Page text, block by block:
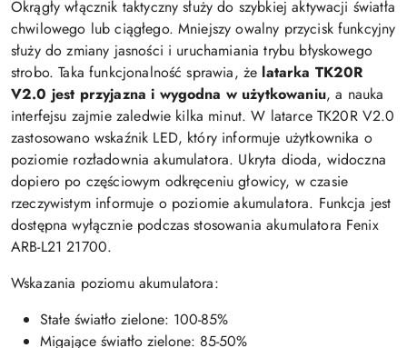
Okrągły włącznik taktyczny służy do szybkiej aktywacji światła
chwilowego lub ciągłego. Mniejszy owalny przycisk funkcyjny
służy do zmiany jasności i uruchamiania trybu błyskowego
strobo. Taka funkcjonalność sprawia, że latarka TK20R
V2.0 jest przyjazna i wygodna w użytkowaniu, a nauka
interfejsu zajmie zaledwie kilka minut. W latarce TK20R V2.0
zastosowano wskaźnik LED, który informuje użytkownika o
poziomie rozładownia akumulatora. Ukryta dioda, widoczna
dopiero po częściowym odkręceniu głowicy, w czasie
rzeczywistym informuje o poziomie akumulatora. Funkcja jest
dostępna wyłącznie podczas stosowania akumulatora Fenix
ARB-L21 21700.
Wskazania poziomu akumulatora:
Stałe światło zielone: 100-85%
Migające światło zielone: 85-50%